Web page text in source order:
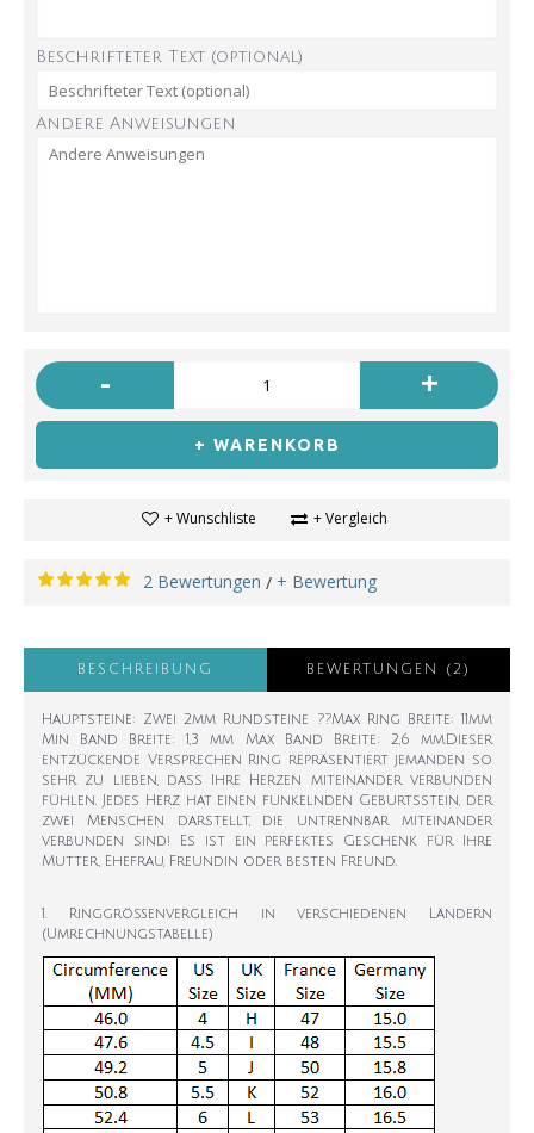
Beschrifteter Text (optional)
Andere Anweisungen
- +
+ WARENKORB
+ Wunschliste + Vergleich
2 Bewertungen / + Bewertung
BESCHREIBUNG BEWERTUNGEN (2)
Hauptsteine: Zwei 2mm Rundsteine ??Max Ring Breite: 11mm
Min Band Breite: 1,3 mm Max Band Breite: 2,6 mm.Dieser
entzückende Versprechen Ring repräsentiert jemanden so
sehr zu lieben, dass Ihre Herzen miteinander verbunden
fühlen. Jedes Herz hat einen funkelnden Geburtsstein, der
zwei Menschen darstellt, die untrennbar miteinander
verbunden sind! Es ist ein perfektes Geschenk für Ihre
Mutter, Ehefrau, Freundin oder besten Freund.
1. Ringgrößenvergleich in verschiedenen Ländern
(Umrechnungstabelle)